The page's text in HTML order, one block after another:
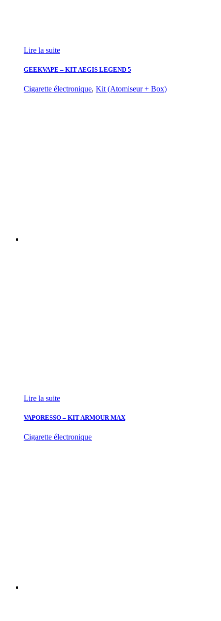
Lire la suite
GEEKVAPE – KIT AEGIS LEGEND 5
Cigarette électronique, Kit (Atomiseur + Box)
Lire la suite
VAPORESSO – KIT ARMOUR MAX
Cigarette électronique